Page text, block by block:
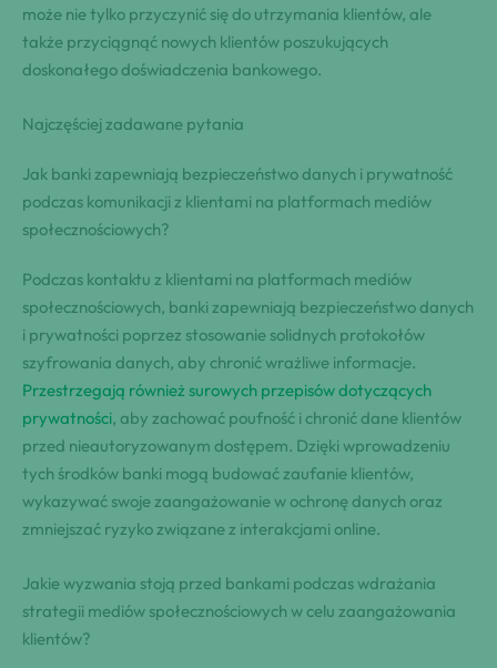
może nie tylko przyczynić się do utrzymania klientów, ale
także przyciągnąć nowych klientów poszukujących
doskonałego doświadczenia bankowego.
Najczęściej zadawane pytania
Jak banki zapewniają bezpieczeństwo danych i prywatność
podczas komunikacji z klientami na platformach mediów
społecznościowych?
Podczas kontaktu z klientami na platformach mediów
społecznościowych, banki zapewniają bezpieczeństwo danych
i prywatności poprzez stosowanie solidnych protokołów
szyfrowania danych, aby chronić wrażliwe informacje.
Przestrzegają również surowych przepisów dotyczących
prywatności, aby zachować poufność i chronić dane klientów
przed nieautoryzowanym dostępem. Dzięki wprowadzeniu
tych środków banki mogą budować zaufanie klientów,
wykazywać swoje zaangażowanie w ochronę danych oraz
zmniejszać ryzyko związane z interakcjami online.
Jakie wyzwania stoją przed bankami podczas wdrażania
strategii mediów społecznościowych w celu zaangażowania
klientów?